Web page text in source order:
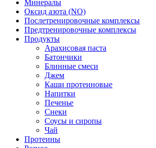
Минералы
Оксид азота (NO)
Послетренировочные комплексы
Предтренировочные комплексы
Продукты
Арахисовая паста
Батончики
Блинные смеси
Джем
Каши протеиновые
Напитки
Печенье
Снеки
Соусы и сиропы
Чай
Протеины